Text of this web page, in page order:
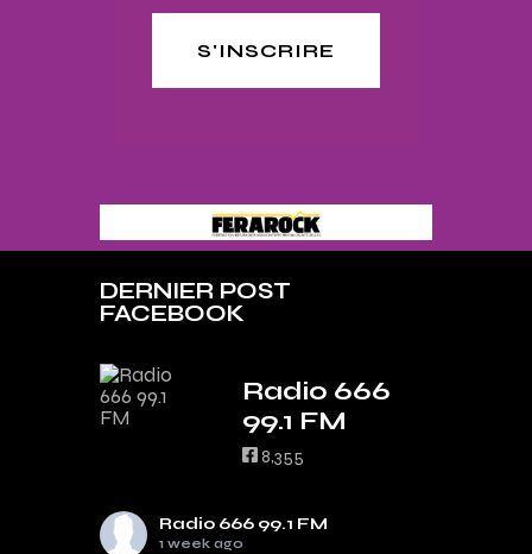
S'INSCRIRE
DERNIER POST
FACEBOOK
Radio 666
99.1 FM
8,355
Radio 666 99.1 FM
1 week ago